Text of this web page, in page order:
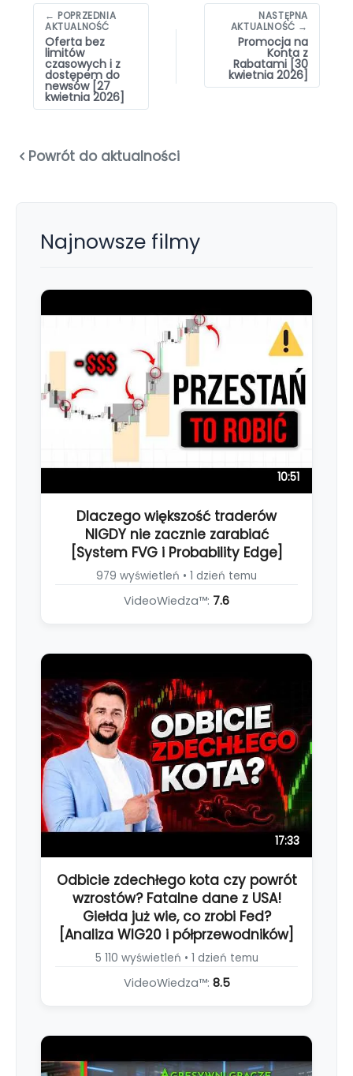
Nawigacja
wpisów
← POPRZEDNIA
AKTUALNOŚĆ
Oferta bez
limitów
czasowych i z
dostępem do
newsów [27
kwietnia 2026]
NASTĘPNA
AKTUALNOŚĆ →
Promocja na
Konta z
Rabatami [30
kwietnia 2026]
Powrót do aktualności
Najnowsze filmy
10:51
Dlaczego większość traderów
NIGDY nie zacznie zarabiać
[System FVG i Probability Edge]
979 wyświetleń • 1 dzień temu
VideoWiedza™: 7.6
17:33
Odbicie zdechłego kota czy powrót
wzrostów? Fatalne dane z USA!
Giełda już wie, co zrobi Fed?
[Analiza WIG20 i półprzewodników]
5 110 wyświetleń • 1 dzień temu
VideoWiedza™: 8.5